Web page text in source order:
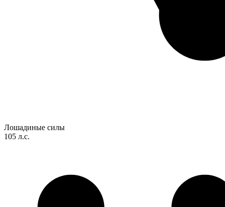
Лошадиные силы
105 л.с.